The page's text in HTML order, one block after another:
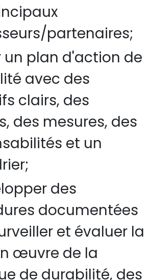
partenaires;
un plan d'action de
avec des
clairs, des
des mesures, des
et un
des
documentées
et évaluer la
œuvre de la
de durabilité, des